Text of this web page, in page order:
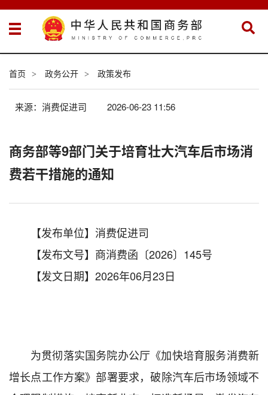
首页 > 政务公开 > 政策发布
来源：消费促进司 2026-06-23 11:56
商务部等9部门关于培育壮大汽车后市场消
费若干措施的通知
【发布单位】消费促进司
【发布文号】商消费函〔2026〕145号
【发文日期】2026年06月23日
为贯彻落实国务院办公厅《加快培育服务消费新
增长点工作方案》部署要求，破除汽车后市场领域不